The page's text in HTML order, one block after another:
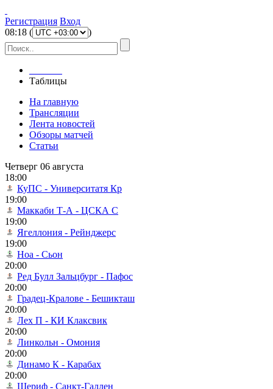
Регистрация Вход
08:18 ( )
Таблицы
На главную
Трансляции
Лента новостей
Обзоры матчей
Статьи
Четверг 06 августа
18:00
КуПС - Университатя Кр
19:00
Маккаби Т-А - ЦСКА С
19:00
Ягеллония - Рейнджерс
19:00
Ноа - Сьон
20:00
Ред Булл Зальцбург - Пафос
20:00
Градец-Кралове - Бешикташ
20:00
Лех П - КИ Клаксвик
20:00
Линкольн - Омония
20:00
Динамо К - Карабах
20:00
Шериф - Санкт-Галлен